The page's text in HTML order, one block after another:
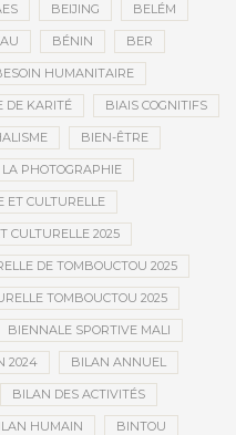
BEIJING BELÉM
BÉNIN BER
HUMANITAIRE
DE KARITÉ BIAIS COGNITIFS
BIEN-ÊTRE
PHOTOGRAPHIE
ET CULTURELLE
CULTURELLE 2025
DE TOMBOUCTOU 2025
TOMBOUCTOU 2025
BIENNALE SPORTIVE MALI
2024 BILAN ANNUEL
BILAN DES ACTIVITÉS
HUMAIN BINTOU